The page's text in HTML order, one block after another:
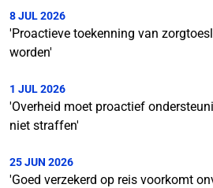
8 JUL 2026
'Proactieve toekenning van
worden'
1 JUL 2026
'Overheid moet proactief
niet straffen'
25 JUN 2026
'Goed verzekerd op reis voorkomt